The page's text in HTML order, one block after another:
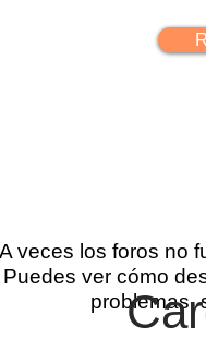
A veces los foros no
Puedes ver cómo
problemas,